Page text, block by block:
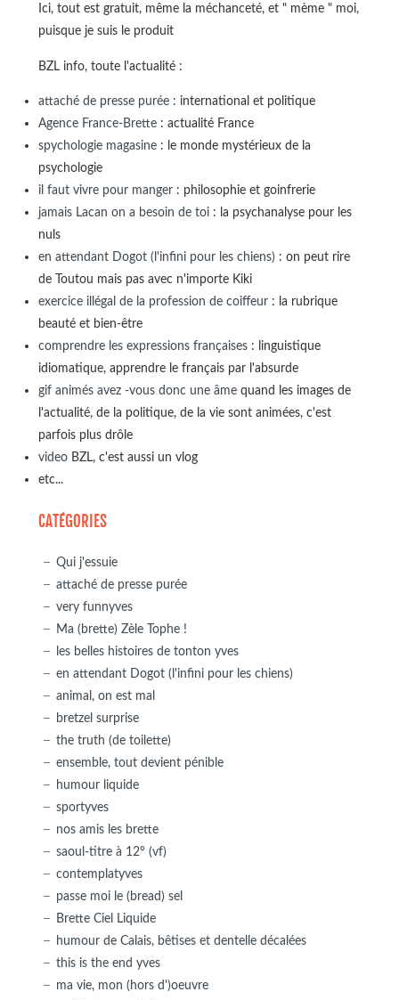
Ici, tout est gratuit, même la méchanceté, et " mème " moi,
puisque je suis le produit
BZL info, toute l'actualité :
attaché de presse purée: international et politique
Agence France-Brette: actualité France
spychologie magasine: le monde mystérieux de la
psychologie
il faut vivre pour manger: philosophie et goinfrerie
jamais Lacan on a besoin de toi: la psychanalyse pour les
nuls
en attendant Dogot (l'infini pour les chiens): on peut rire
de Toutou mais pas avec n'importe Kiki
exercice illégal de la profession de coiffeur: la rubrique
beauté et bien-être
comprendre les expressions françaises: linguistique
idiomatique, apprendre le français par l'absurde
gif animés avez -vous donc une âmequand les images de
l'actualité, de la politique, de la vie sont animées, c'est
parfois plus drôle
videoBZL, c'est aussi un vlog
etc...
CATÉGORIES
Qui j'essuie
attaché de presse purée
very funnyves
Ma (brette) Zèle Tophe !
les belles histoires de tonton yves
en attendant Dogot (l'infini pour les chiens)
animal, on est mal
bretzel surprise
the truth (de toilette)
ensemble, tout devient pénible
humour liquide
sportyves
nos amis les brette
saoul-titre à 12° (vf)
contemplatyves
passe moi le (bread) sel
Brette Ciel Liquide
humour de Calais, bêtises et dentelle décalées
this is the end yves
ma vie, mon (hors d')oeuvre